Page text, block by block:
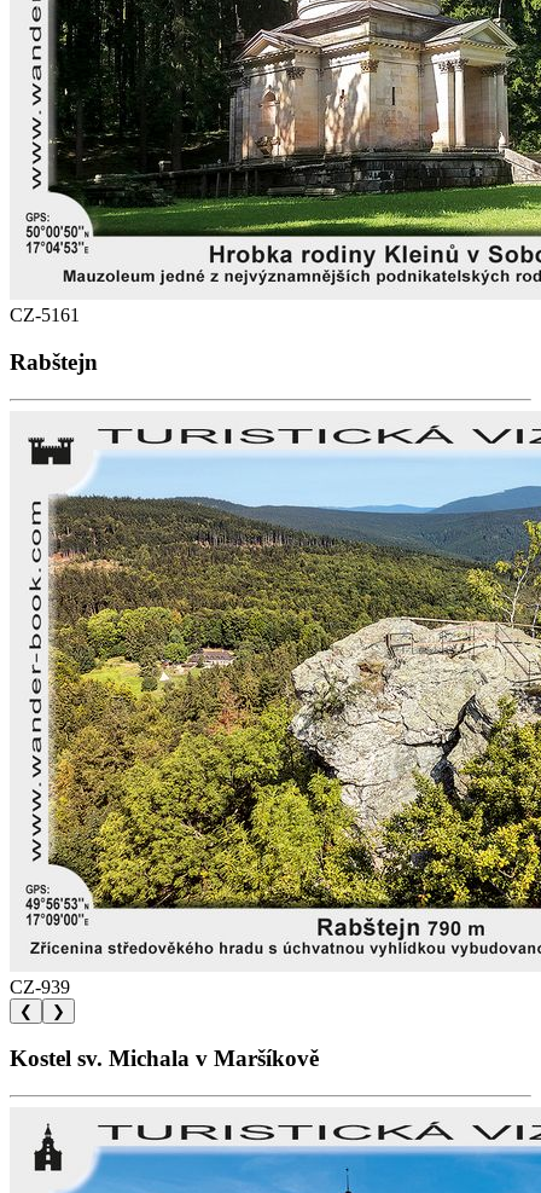
CZ-5161
Rabštejn
CZ-939
❮ ❯
Kostel sv. Michala v Maršíkově